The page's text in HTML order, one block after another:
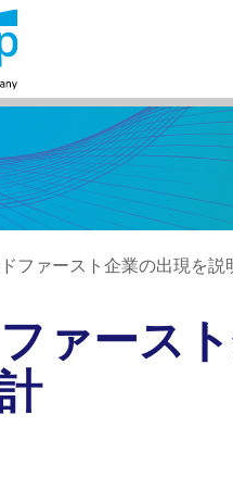
ファースト企業の出現を
ァース